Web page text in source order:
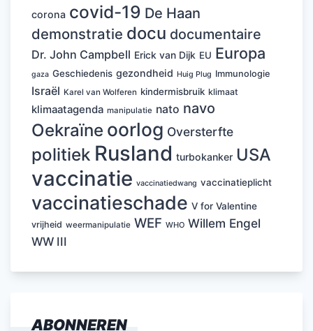
corona covid-19 De Haan
demonstratie docu documentaire
Dr. John Campbell Erick van Dijk EU Europa
gaza Geschiedenis gezondheid Huig Plug Immunologie
Israël Karel van Wolferen kindermisbruik klimaat
klimaatagenda manipulatie nato navo
Oekraïne oorlog Oversterfte
politiek Rusland turbokanker USA
vaccinatie vaccinatiedwang vaccinatieplicht
vaccinatieschade V for Valentine
vrijheid weermanipulatie WEF WHO Willem Engel
WW III
ABONNEREN